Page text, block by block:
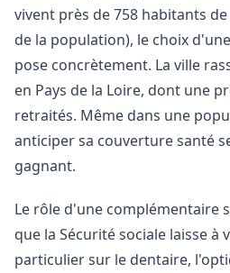
vivent près de 758 habitants
de la population), le choix
pose concrètement. La ville
en Pays de la Loire, dont une
retraités. Même dans une
anticiper sa couverture santé
gagnant.
Le rôle d'une complémentaire
que la Sécurité sociale laisse à
particulier sur le dentaire,